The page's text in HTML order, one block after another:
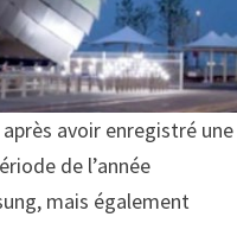
avoir enregistré une
de l’année
mais également